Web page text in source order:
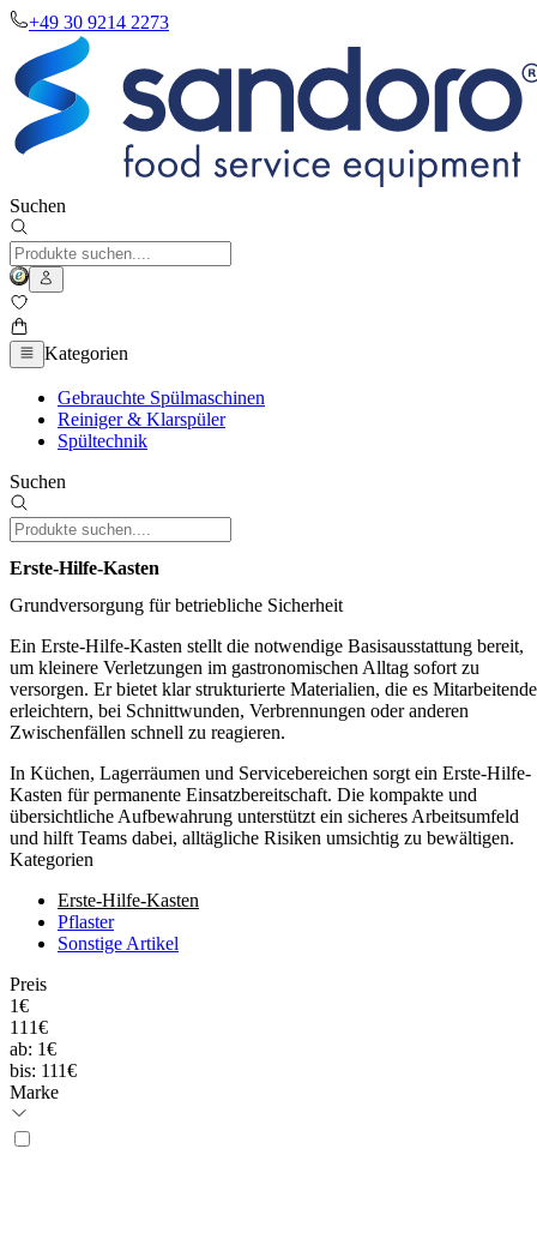
+49 30 9214 2273
Suchen
Kategorien
Gebrauchte Spülmaschinen
Reiniger & Klarspüler
Spültechnik
Suchen
Erste-Hilfe-Kasten
Grundversorgung für betriebliche Sicherheit
Ein Erste-Hilfe-Kasten stellt die notwendige Basisausstattung bereit,
um kleinere Verletzungen im gastronomischen Alltag sofort zu
versorgen. Er bietet klar strukturierte Materialien, die es
erleichtern, bei Schnittwunden, Verbrennungen oder anderen
Zwischenfällen schnell zu reagieren.
In Küchen, Lagerräumen und Servicebereichen sorgt ein Erste-Hilfe-
Kasten für permanente Einsatzbereitschaft. Die kompakte und
übersichtliche Aufbewahrung unterstützt ein sicheres Arbeitsumfeld
und hilft Teams dabei, alltägliche Risiken umsichtig zu bewältigen.
Kategorien
Erste-Hilfe-Kasten
Pflaster
Sonstige Artikel
Preis
1€
111€
ab: 1€
bis: 111€
Marke